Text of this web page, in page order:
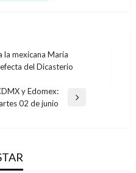
la mexicana María
del Dicasterio
y Edomex:
02 de junio